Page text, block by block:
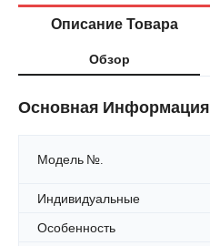
Описание Товара
Обзор
Основная Информация
Модель №.
Индивидуальные
Особенность